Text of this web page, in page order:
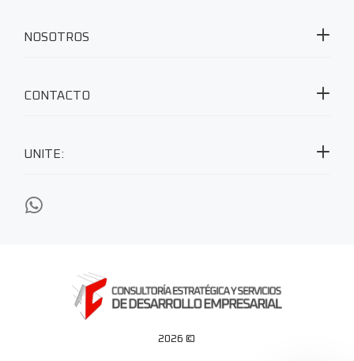
NOSOTROS
CONTACTO
2026 ©